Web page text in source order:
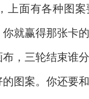
面有各种图
就赢得那张卡
，三轮结束谁
图案。你还要